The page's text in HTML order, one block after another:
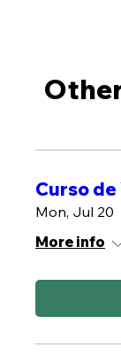
Curso
Mon, Jul 20
More info